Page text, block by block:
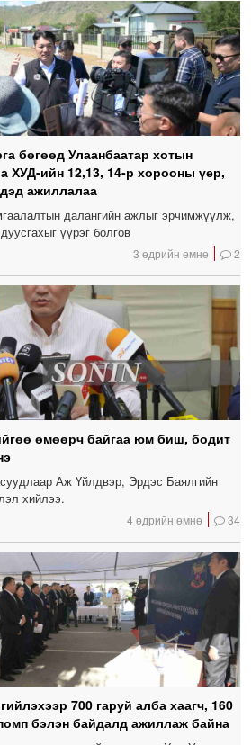
бөгөөд Улаанбаатар хотын
ХУД-ийн 12,13, 14-р хорооны үер,
ажиллалаа
далангийн ажлыг эрчимжүүлж,
үүрэг болгов
3 өдрийн өмнө 2
өмөөрч байгаа юм биш, бодит
Аж Үйлдвэр, Эрдэс Баялгийн
хийлээ.
4 өдрийн өмнө 34
700 гаруй алба хаагч, 160
бэлэн байдалд ажиллаж байна